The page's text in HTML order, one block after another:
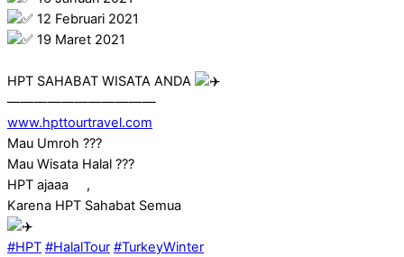
12 Februari 2021
19 Maret 2021
HPT SAHABAT WISATA ANDA
———————————
www.hpttourtravel.com
Mau Umroh ???
Mau Wisata Halal ???
HPT ajaaa
,
Karena HPT Sahabat Semua
#HPT #HalalTour #TurkeyWinter